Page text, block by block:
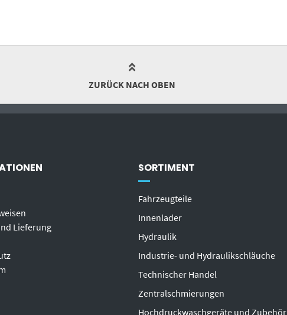
ZURÜCK NACH OBEN
Lieferung
SORTIMENT
Fahrzeugteile
Innenlader
Hydraulik
Industrie- und Hydraulikschläuche
Technischer Handel
Zentralschmierungen
Hochdruckwaschgeräte und Zubehör